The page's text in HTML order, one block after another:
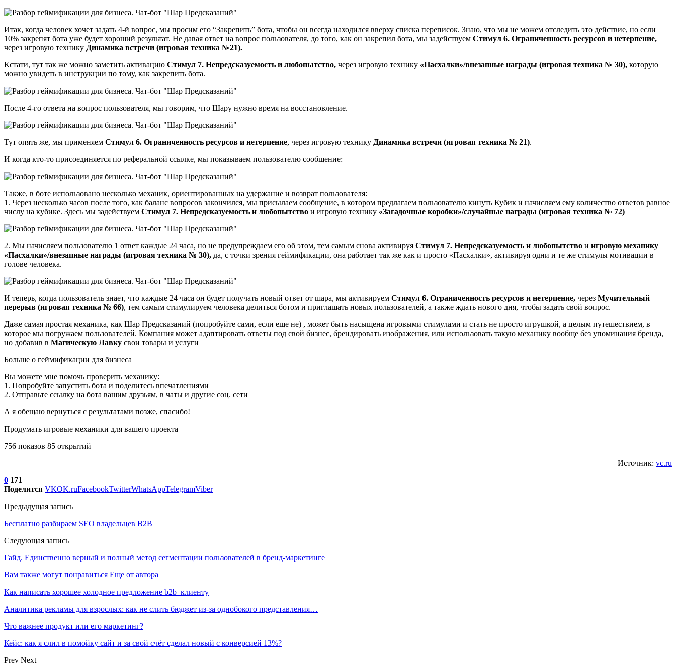
Итак, когда человек хочет задать 4-й вопрос, мы просим его “Закрепить” бота, чтобы он всегда находился вверху списка переписок. Знаю, что мы не можем отследить это действие, но если
10% закрепят бота уже будет хороший результат. Не давая ответ на вопрос пользователя, до того, как он закрепил бота, мы задействуем Стимул 6. Ограниченность ресурсов и нетерпение,
через игровую технику Динамика встречи (игровая техника №21).
Кстати, тут так же можно заметить активацию Стимул 7. Непредсказуемость и любопытство, через игровую технику «Пасхалки»/внезапные награды (игровая техника № 30), которую
можно увидеть в инструкции по тому, как закрепить бота.
После 4-го ответа на вопрос пользователя, мы говорим, что Шару нужно время на восстановление.
Тут опять же, мы применяем Стимул 6. Ограниченность ресурсов и нетерпение, через игровую технику Динамика встречи (игровая техника № 21).
И когда кто-то присоединяется по реферальной ссылке, мы показываем пользователю сообщение:
Также, в боте использовано несколько механик, ориентированных на удержание и возврат пользователя:
1. Через несколько часов после того, как баланс вопросов закончился, мы присылаем сообщение, в котором предлагаем пользователю кинуть Кубик и начисляем ему количество ответов равное
числу на кубике. Здесь мы задействуем Стимул 7. Непредсказуемость и любопытство и игровую технику «Загадочные коробки»/случайные награды (игровая техника № 72)
2. Мы начисляем пользователю 1 ответ каждые 24 часа, но не предупреждаем его об этом, тем самым снова активируя Стимул 7. Непредсказуемость и любопытство и игровую механику
«Пасхалки»/внезапные награды (игровая техника № 30), да, с точки зрения геймификации, она работает так же как и просто «Пасхалки», активируя одни и те же стимулы мотивации в
голове человека.
И теперь, когда пользователь знает, что каждые 24 часа он будет получать новый ответ от шара, мы активируем Стимул 6. Ограниченность ресурсов и нетерпение, через Мучительный
перерыв (игровая техника № 66), тем самым стимулируем человека делиться ботом и приглашать новых пользователей, а также ждать нового дня, чтобы задать свой вопрос.
Даже самая простая механика, как Шар Предсказаний (попробуйте сами, если еще не) , может быть насыщена игровыми стимулами и стать не просто игрушкой, а целым путешествием, в
которое мы погружаем пользователей. Компания может адаптировать ответы под свой бизнес, брендировать изображения, или использовать такую механику вообще без упоминания бренда,
но добавив в Магическую Лавку свои товары и услуги
Больше о геймификации для бизнеса
Вы можете мне помочь проверить механику:
1. Попробуйте запустить бота и поделитесь впечатлениями
2. Отправьте ссылку на бота вашим друзьям, в чаты и другие соц. сети
А я обещаю вернуться с результатами позже, спасибо!
Продумать игровые механики для вашего проекта
756 показов 85 открытий
Источник: vc.ru
0 171
Поделится VKOK.ruFacebookTwitterWhatsAppTelegramViber
Предыдущая запись
Бесплатно разбираем SEO владельцев B2B
Следующая запись
Гайд. Единственно верный и полный метод сегментации пользователей в бренд-маркетинге
Вам также могут понравиться Еще от автора
Как написать хорошее холодное предложение b2b–клиенту
Аналитика рекламы для взрослых: как не слить бюджет из-за однобокого представления…
Что важнее продукт или его маркетинг?
Кейс: как я слил в помойку сайт и за свой счёт сделал новый с конверсией 13%?
Prev Next